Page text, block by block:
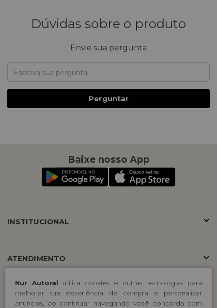
Nur Autoral utiliza cookies e outras tecnologias para
melhorar sua experiência de compra e personalizar
anúncios, ao continuar navegando você concorda com
Dúvidas sobre o produto
Envie sua pergunta
Perguntar
Baixe nosso App
INSTITUCIONAL
ATENDIMENTO
CONTATO